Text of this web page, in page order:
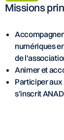
Missions
numériques
de
Animer et
Participer
s'inscrit